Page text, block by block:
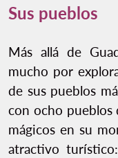
Sus pueblos
Más allá de
mucho por
de sus pueblos
con ocho pueblos
mágicos en su
atractivo